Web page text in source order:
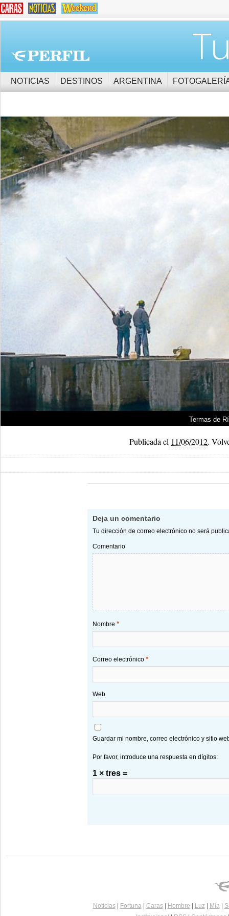
NOTICIAS DESTINOS ARGENTINA
Termas de
Publicada el 11/06/2012.
Deja un comentario
Tu dirección de correo electrónico no será
Comentario
Nombre *
Correo electrónico *
Web
Guardar mi nombre, correo electrónico y sitio
Por favor, introduce una respuesta en dígitos:
1 × tres =
Noticias| Fortuna| Caras| Hombre Luz| Mía|